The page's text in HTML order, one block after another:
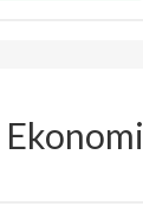
Ekonomi